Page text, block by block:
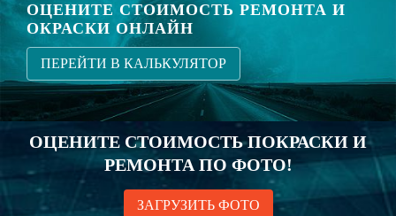
ОЦЕНИТЕ СТОИМОСТЬ РЕМОНТА И
ОКРАСКИ ОНЛАЙН
ПЕРЕЙТИ В КАЛЬКУЛЯТОР
ОЦЕНИТЕ СТОИМОСТЬ ПОКРАСКИ И
РЕМОНТА ПО ФОТО!
ЗАГРУЗИТЬ ФОТО